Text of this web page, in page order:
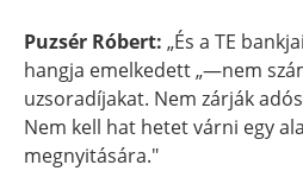
Puzsér Róbert: „És a TE
hangja emelkedett „—nem
uzsoradíjakat. Nem zárják
Nem kell hat hetet várni egy
megnyitására."